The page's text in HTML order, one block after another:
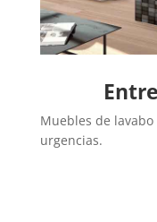
Muebles de
urgencias.